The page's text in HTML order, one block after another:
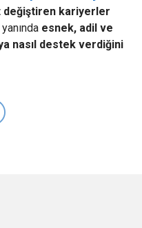
değiştiren kariyerler
esnek, adil ve
nasıl destek verdiğini